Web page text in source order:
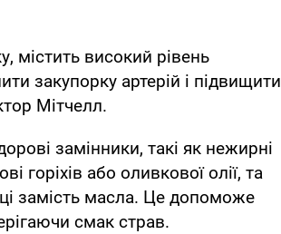
містить високий рівень
закупорку артерій і підвищити
Мітчелл.
замінники, такі як нежирні
горіхів або оливкової олії, та
замість масла. Це допоможе
смак страв.